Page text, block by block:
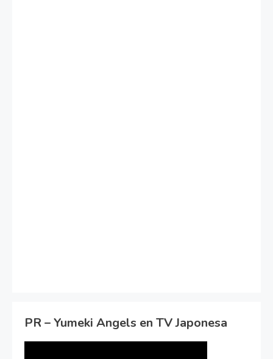
PR – Yumeki Angels en TV Japonesa